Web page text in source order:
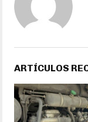
ARTÍCULOS